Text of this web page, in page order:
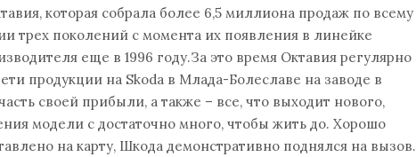
которая собрала более 6,5 миллиона продаж по всему
трех поколений с момента их появления в линейке
еще в 1996 году.За это время Октавия регулярно
продукции на Skoda в Млада-Болеславе на заводе в
своей прибыли, а также – все, что выходит нового,
модели с достаточно много, чтобы жить до. Хорошо
на карту, Шкода демонстративно поднялся на вызов.